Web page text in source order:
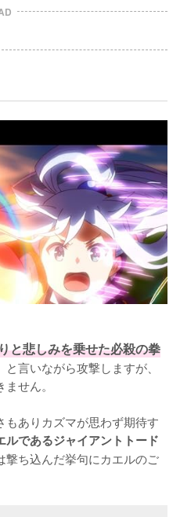
と悲しみを乗せた必殺の拳
言いながら攻撃しますが、
せん。
ありカズマが思わず期待す
ルであるジャイアントトード
撃ち込んだ挙句にカエルのご